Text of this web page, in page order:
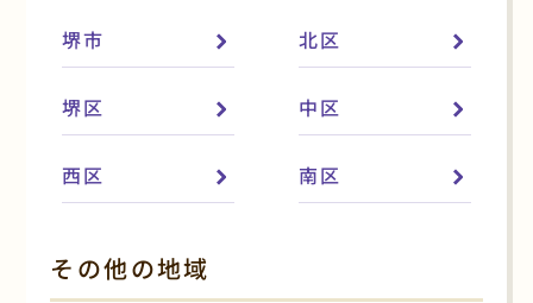
堺市 北区
堺区 中区
西区 南区
その他の地域